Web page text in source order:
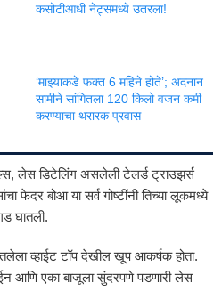
कसोटीआधी नेट्समध्ये उतरला!
‘माझ्याकडे फक्त 6 महिने होते’; अदनान
सामीने सांगितला 120 किलो वजन कमी
करण्याचा थरारक प्रवास
लेस डिटेलिंग असलेली टेलर्ड ट्राउझर्स
फेदर बोआ या सर्व गोष्टींनी तिच्या लूकमध्ये
घातली.
व्हाईट टॉप देखील खूप आकर्षक होता.
आणि एका बाजूला सुंदरपणे पडणारी लेस